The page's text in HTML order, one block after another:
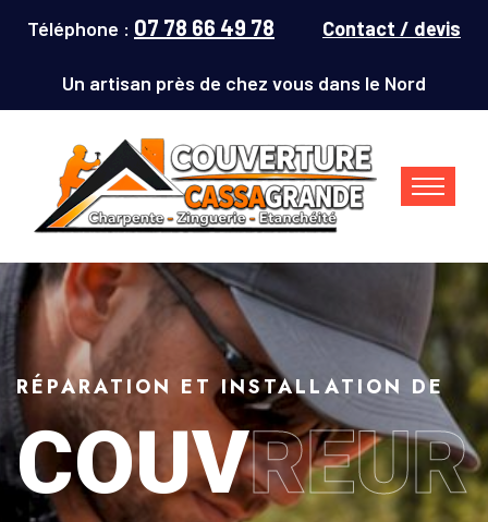
Téléphone : 07 78 66 49 78 Contact / devis
Un artisan près de chez vous dans le Nord
RÉPARATION ET INSTALLATION DE
Couvreur Denain (59220) :
COUVREUR